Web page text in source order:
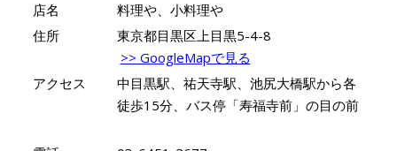
店名
料理や、小料理や
住所
東京都目黒区上目黒5-4-8
>> GoogleMapで見る
アクセス
中目黒駅、祐天寺駅、池尻大橋駅から各
徒歩15分、バス停「寿福寺前」の目の前